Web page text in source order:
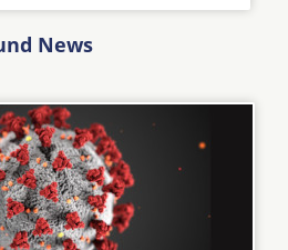
News